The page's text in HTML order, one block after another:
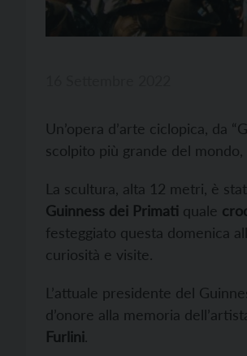
Un’opera d’arte ciclopica, da
scolpito più grande del
La scultura, alta 12 metri, è
Guinness dei Primati quale
festeggiato questa domenica
curiosità e visite.
L’attuale presidente del
d’onore alla memoria
Furlini.